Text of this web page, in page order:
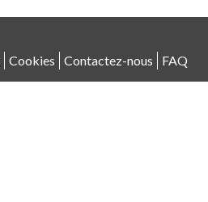
Cookies Contactez-nous FAQ